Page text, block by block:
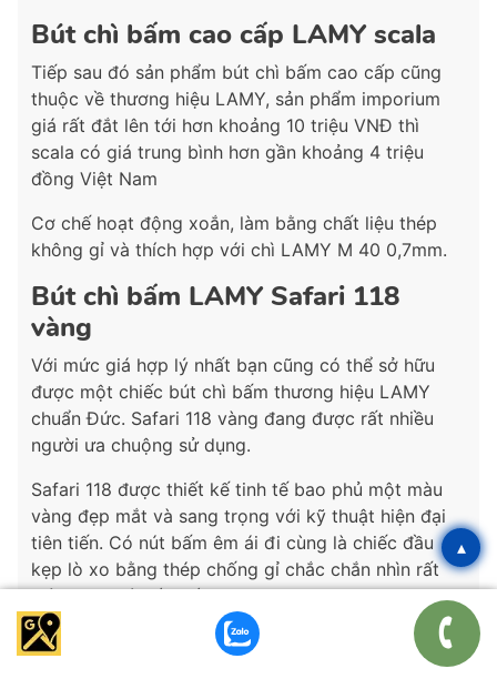
Bút chì bấm cao cấp LAMY scala
Tiếp sau đó sản phẩm bút chì bấm cao cấp cũng
thuộc về thương hiệu LAMY, sản phẩm imporium
giá rất đắt lên tới hơn khoảng 10 triệu VNĐ thì
scala có giá trung bình hơn gần khoảng 4 triệu
đồng Việt Nam
Cơ chế hoạt động xoắn, làm bằng chất liệu thép
không gỉ và thích hợp với chì LAMY M 40 0,7mm.
Bút chì bấm LAMY Safari 118
vàng
Với mức giá hợp lý nhất bạn cũng có thể sở hữu
được một chiếc bút chì bấm thương hiệu LAMY
chuẩn Đức. Safari 118 vàng đang được rất nhiều
người ưa chuộng sử dụng.
Safari 118 được thiết kế tinh tế bao phủ một màu
vàng đẹp mắt và sang trọng với kỹ thuật hiện đại
tiên tiến. Có nút bấm êm ái đi cùng là chiếc đầu
kẹp lò xo bằng thép chống gỉ chắc chắn nhìn rất
thời trang và bắt mắt.
Ngòi bút chì bấm lamy safari 118 phù hợp với kích
▴